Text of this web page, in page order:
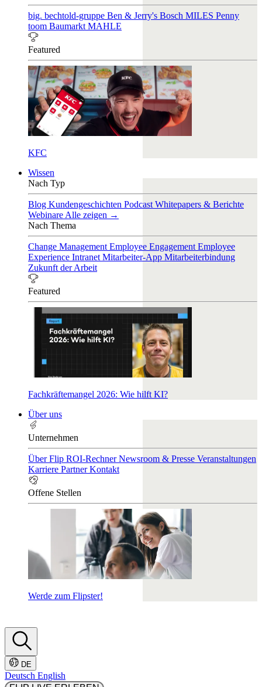
big. bechtold-gruppe Ben & Jerry's Bosch MILES Penny
toom Baumarkt MAHLE
Featured
KFC
Wissen
Nach Typ
Blog Kundengeschichten Podcast Whitepapers & Berichte
Webinare Alle zeigen →
Nach Thema
Change Management Employee Engagement Employee
Experience Intranet Mitarbeiter-App Mitarbeiterbindung
Zukunft der Arbeit
Featured
Fachkräftemangel 2026: Wie hilft KI?
Über uns
Unternehmen
Über Flip ROI-RechnerNewsroom & Presse Veranstaltungen
Karriere PartnerKontakt
Offene Stellen
Werde zum Flipster!
DE
Deutsch English